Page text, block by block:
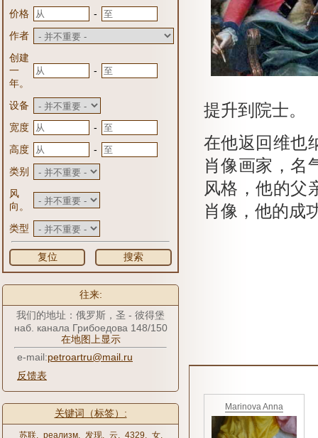
价格
-
作者
创建
一
年。
-
设备
宽度
-
高度
-
类别
风
向。
类型
复位 搜索
往来:
我们的地址：俄罗斯，圣 - 彼得堡
наб. канала Грибоедова 148/150
在地图上显示
e-mail:petroartru@mail.ru
反馈表
关键词（标签）:
苏联, реализм, 发现, 云, 4329, 女,
提升到院士。
在他返回维也
肖像画家，名
风格，他的父
肖像，他的成
Marinova Anna